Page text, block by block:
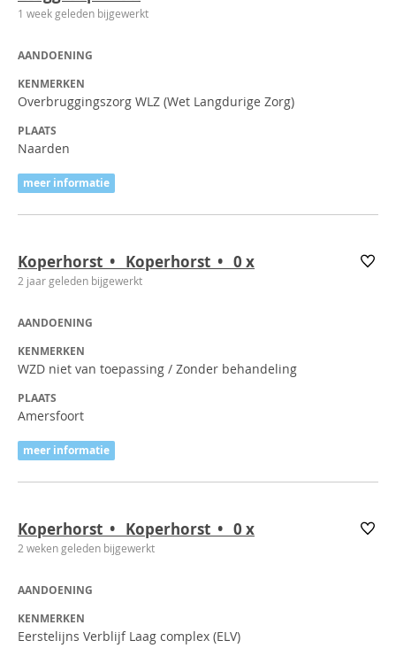
1 week geleden bijgewerkt
AANDOENING
KENMERKEN
Overbruggingszorg WLZ (Wet Langdurige Zorg)
PLAATS
Naarden
meer informatie
Koperhorst • Koperhorst • 0 x
2 jaar geleden bijgewerkt
AANDOENING
KENMERKEN
WZD niet van toepassing / Zonder behandeling
PLAATS
Amersfoort
meer informatie
Koperhorst • Koperhorst • 0 x
2 weken geleden bijgewerkt
AANDOENING
KENMERKEN
Eerstelijns Verblijf Laag complex (ELV)